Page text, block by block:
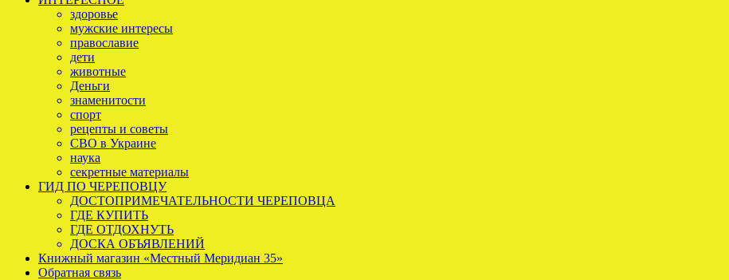
здоровье
мужские интересы
православие
дети
животные
Деньги
знаменитости
спорт
рецепты и советы
СВО в Украине
наука
секретные материалы
ГИД ПО ЧЕРЕПОВЦУ
ДОСТОПРИМЕЧАТЕЛЬНОСТИ ЧЕРЕПОВЦА
ГДЕ КУПИТЬ
ГДЕ ОТДОХНУТЬ
ДОСКА ОБЪЯВЛЕНИЙ
Книжный магазин «Местный Меридиан 35»
Обратная связь